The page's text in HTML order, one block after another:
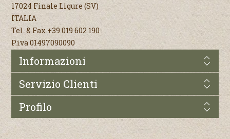
17024 Finale Ligure (SV)
ITALIA
Tel. & Fax +39 019 602 190
P.iva 01497090090
Informazioni
Servizio Clienti
Profilo